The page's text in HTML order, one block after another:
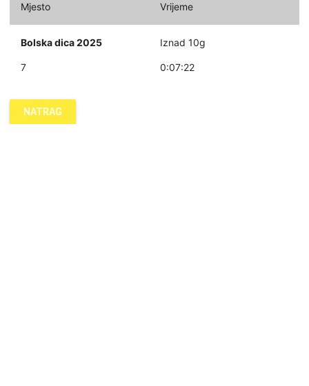
Mjesto Vrijeme
Bolska dica 2025 Iznad 10g
7 0:07:22
NATRAG